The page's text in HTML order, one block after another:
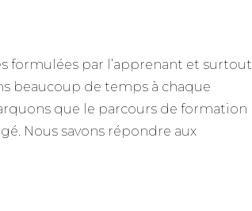
formulées par l’apprenant et surtout
beaucoup de temps à chaque
que le parcours de formation
Nous savons répondre aux